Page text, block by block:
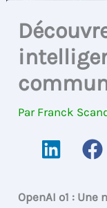
Par Franck
OpenAI o1 : Une